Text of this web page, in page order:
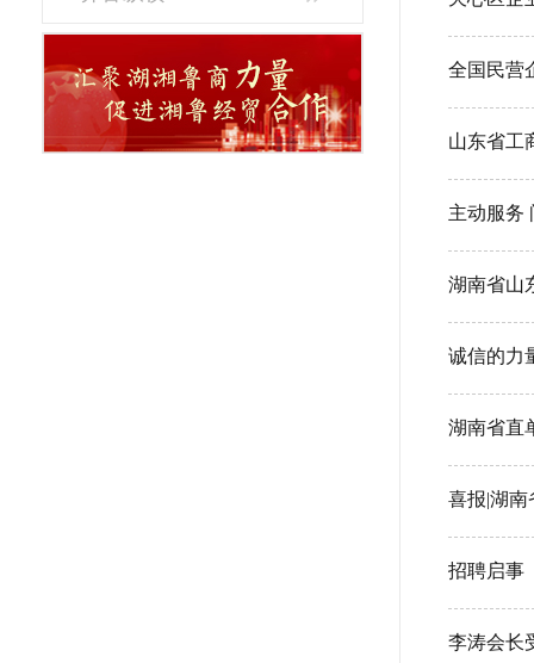
全国民营
山东省工
主动服务
湖南省山
喜报|湖
招聘启事
李涛会长